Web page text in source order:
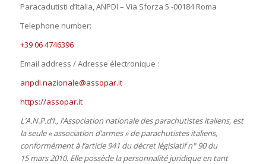
Paracadutisti d’Italia, ANPDI – Via Sforza 5 -00184 Roma
Telephone number:
+39 06 4746396
Email address / Adresse électronique :
anpdi.nazionale@assopar.it
https://assopar.it
L’A.N.P.d’I., l’Association nationale des parachutistes italiens, est
la seule « association d’armes » de parachutistes italiens,
conformément à l’article 941 du décret législatif n° 90 du
15 mars 2010. Elle possède la personnalité juridique en tant